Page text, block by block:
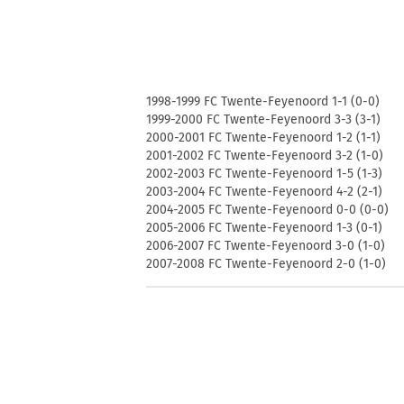
1998-1999 FC Twente-Feyenoord 1-1 (0-0)
1999-2000 FC Twente-Feyenoord 3-3 (3-1)
2000-2001 FC Twente-Feyenoord 1-2 (1-1)
2001-2002 FC Twente-Feyenoord 3-2 (1-0)
2002-2003 FC Twente-Feyenoord 1-5 (1-3)
2003-2004 FC Twente-Feyenoord 4-2 (2-1)
2004-2005 FC Twente-Feyenoord 0-0 (0-0)
2005-2006 FC Twente-Feyenoord 1-3 (0-1)
2006-2007 FC Twente-Feyenoord 3-0 (1-0)
2007-2008 FC Twente-Feyenoord 2-0 (1-0)